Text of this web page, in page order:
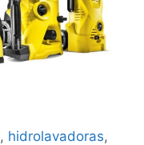
, hidrolavadoras,